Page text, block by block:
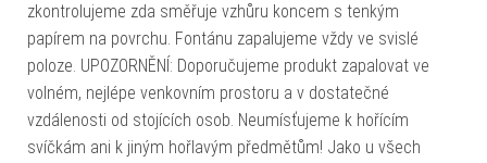
zkontrolujeme zda směřuje vzhůru koncem s tenkým
papírem na povrchu. Fontánu zapalujeme vždy ve svislé
poloze. UPOZORNĚNÍ: Doporučujeme produkt zapalovat ve
volném, nejlépe venkovním prostoru a v dostatečné
vzdálenosti od stojících osob. Neumísťujeme k hořícím
svíčkám ani k jiným hořlavým předmětům! Jako u všech